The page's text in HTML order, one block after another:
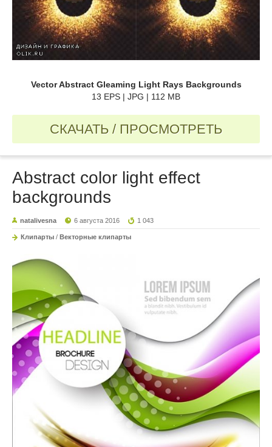
Vector Abstract Gleaming Light Rays Backgrounds
13 EPS | JPG | 112 MB
СКАЧАТЬ / ПРОСМОТРЕТЬ
Abstract color light effect
backgrounds
natalivesna 6 августа 2016 1 043
Клипарты / Векторные клипарты